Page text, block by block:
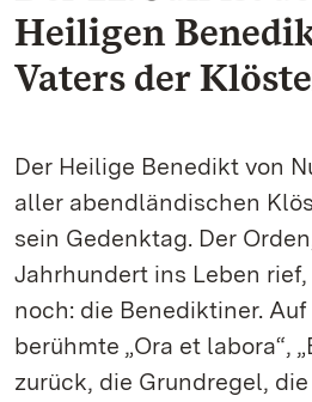
Heiligen
Vaters der
Der Heilige Benedikt von
aller abendländischen
sein Gedenktag. Der
Jahrhundert ins Leben
noch: die Benediktiner.
berühmte „Ora et labora“,
zurück, die Grundregel,